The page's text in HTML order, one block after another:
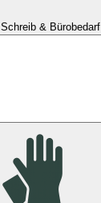
Schreib & Bürobedarf